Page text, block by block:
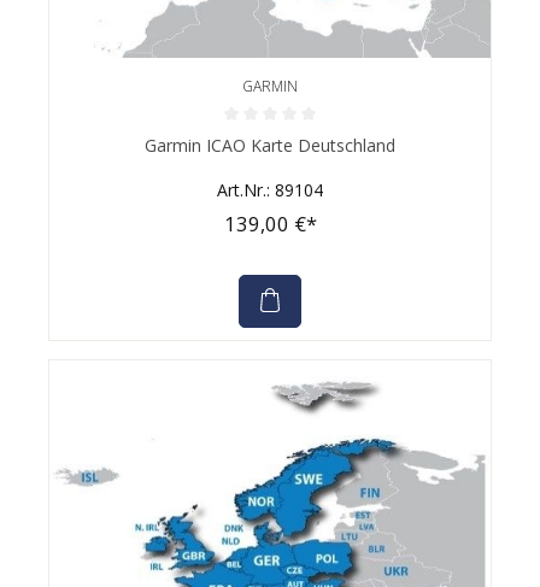
GARMIN
Durchschnittliche Bewertung von 0 von 5 Sternen
Garmin ICAO Karte Deutschland
Art.Nr.: 89104
139,00 €*